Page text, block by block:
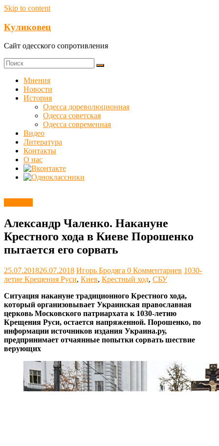
Skip to content
Куликовец
Сайт одесского сопротивления
Мнения
Новости
История
Одесса дореволюционная
Одесса советская
Одесса современная
Видео
Литература
Контакты
О нас
Александр Чаленко. Накануне
Крестного хода в Киеве Порошенко
пытается его сорвать
25.07.201826.07.2018 Игорь Бродяга 0 Комментариев 1030-
летие Крещения Руси, Киев, Крестный ход, СБУ
Ситуация накануне традиционного Крестного хода,
который организовывает Украинская православная
церковь Московского патриархата к 1030-летию
Крещения Руси, остается напряженной. Порошенко, по
информации источников издания Украина.ру,
предпринимает отчаянные попытки сорвать шествие
верующих